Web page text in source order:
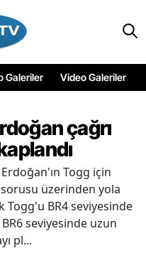
Galeriler Video Galeriler
çağrı
Togg için
sorusu üzerinden yola
Togg'u BR4 seviyesinde
BR6 seviyesinde uzun
pl...